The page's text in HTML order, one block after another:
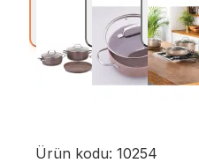
Ürün kodu: 10254